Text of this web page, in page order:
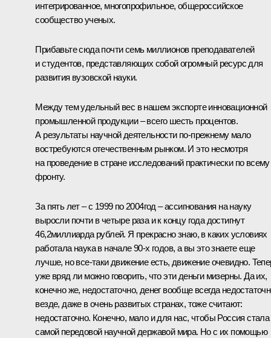
интегрированное, многопрофильное, общероссийское
сообщество ученых.
Прибавьте сюда почти семь миллионов преподавателей
и студентов, представляющих собой огромный ресурс для
развития вузовской науки.
Между тем удельный вес в нашем экспорте инновационной
промышленной продукции – всего шесть процентов.
А результаты научной деятельности по‑прежнему мало
востребуются отечественным рынком. И это несмотря
на проведение в стране исследований практически по всему
фронту.
За пять лет – с 1999 по 2004год – ассигнования на науку
выросли почти в четыре раза и к концу года достигнут
46,2миллиарда рублей. Я прекрасно знаю, в каких условиях
работала наука в начале 90-х годов, а вы это знаете еще
лучше, но все‑таки движение есть, движение очевидно.
уже вряд ли можно говорить, что эти деньги мизерны. Да их,
конечно же, недостаточно, денег вообще всегда
везде, даже в очень развитых странах, тоже считают:
недостаточно. Конечно, мало и для нас, чтобы Россия стала
самой передовой научной державой мира. Но с их помощью